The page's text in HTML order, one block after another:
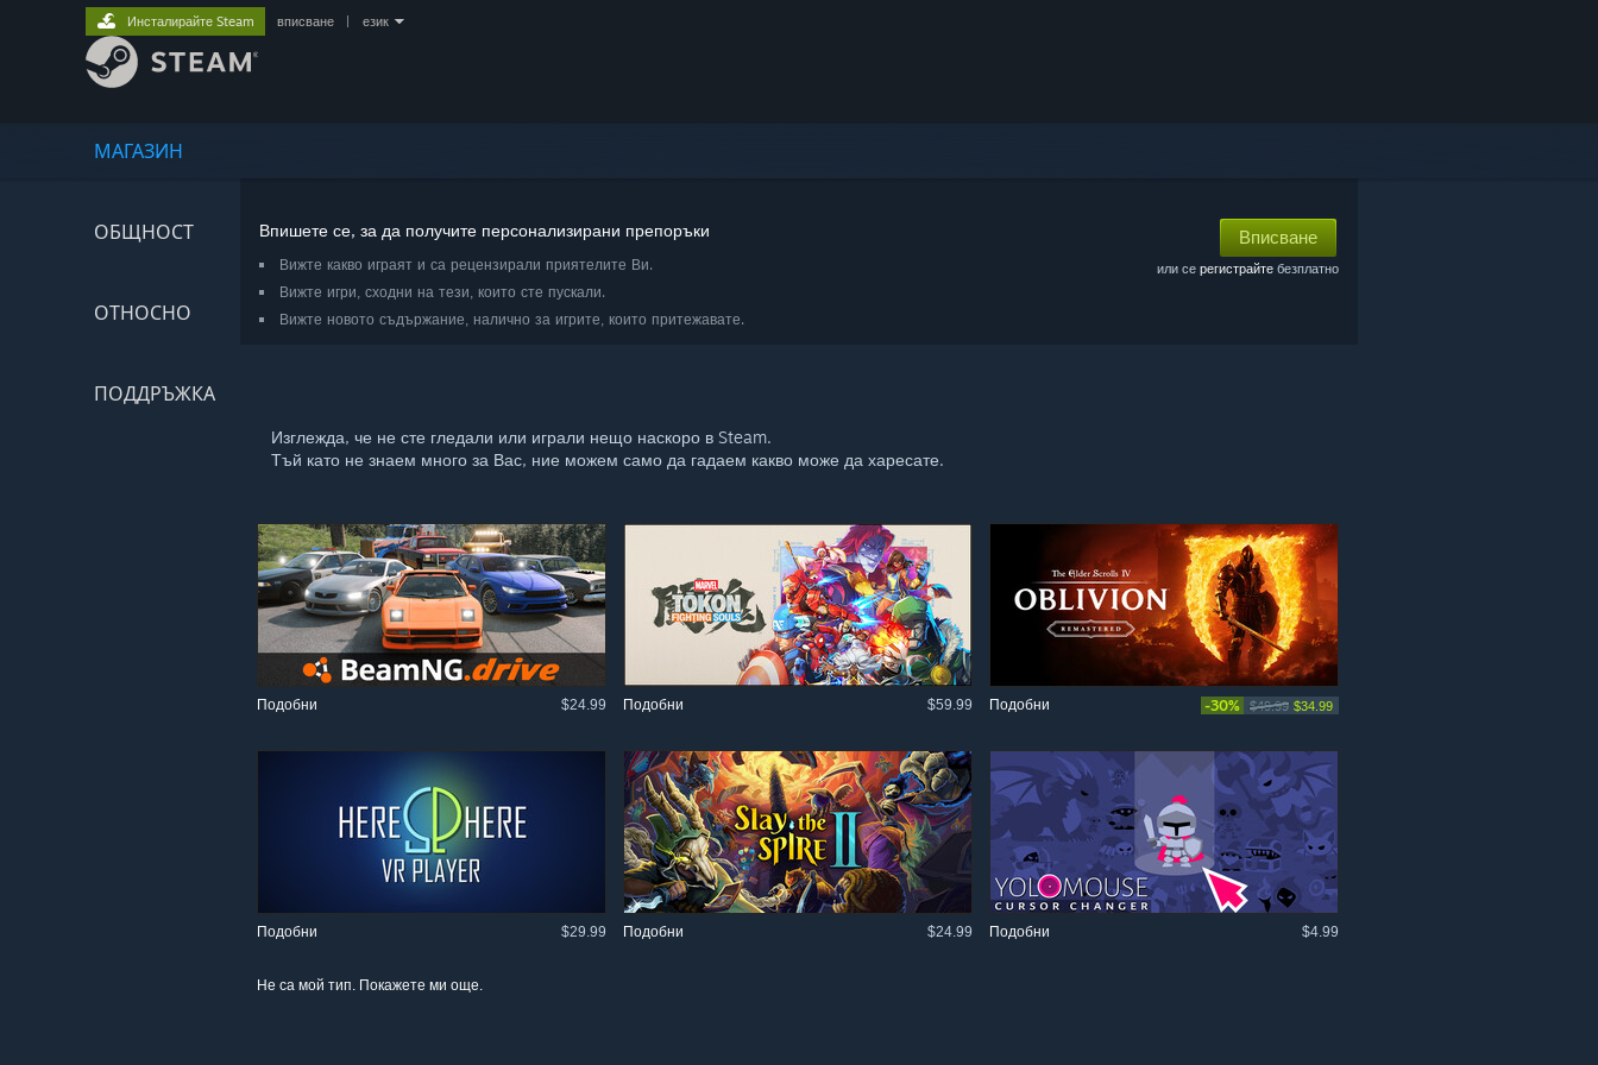
МАГАЗИН
ОБЩНОСТ
ОТНОСНО
ПОДДРЪЖКА
Инсталирайте Steam вписване език
Вписване
или се регистрайте безплатно
Впишете се, за да получите персонализирани препоръки
Вижте какво играят и са рецензирали приятелите Ви.
Вижте игри, сходни на тези, които сте пускали.
Вижте новото съдържание, налично за игрите, които притежавате.
Изглежда, че не сте гледали или играли нещо наскоро в Steam.
Тъй като не знаем много за Вас, ние можем само да гадаем какво може да харесате.
$24.99
Подобни $59.99
Подобни -30% $49.99 $34.99
Подобни
$29.99
Подобни $24.99
Подобни $4.99
Подобни
Не са мой тип. Покажете ми още.